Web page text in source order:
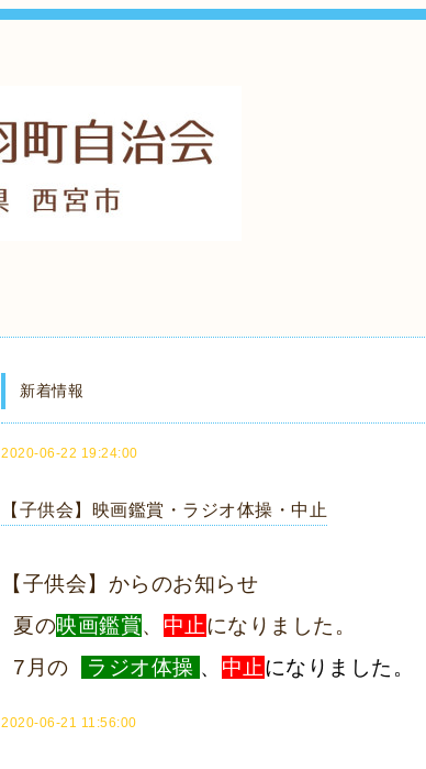
新着情報
2020-06-22 19:24:00
【子供会】映画鑑賞・ラジオ体操・中止
【子供会】からのお知らせ
夏の映画鑑賞、 中止になりました。
7月の
ラジオ体操 、 中止になりました。
2020-06-21 11:56:00